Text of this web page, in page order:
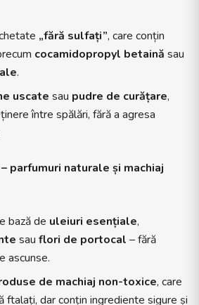
„fără sulfați”, care conțin
cocamidopropyl betaină sau
.
uscate sau pudre de curățare,
între spălări, fără a agresa
parfumuri naturale și machiaj
bază de uleiuri esențiale,
sau flori de portocal – fără
ascunse.
de machiaj non-toxice, care
ftalați, dar conțin ingrediente sigure și